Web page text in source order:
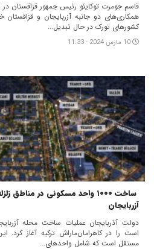
قاسم جومرت توکایئو رئیس جمهور قزاقستان
همکاری‌های دو جانبه آزربایجان و قزاقستان
کشورهای تورک در حال تبدیل...
10 مارس 2024 - 11:33
ساخت ۱۰۰۰ واحد مسکونی در
آزربایجان
مستقل است که شامل واحدهای...